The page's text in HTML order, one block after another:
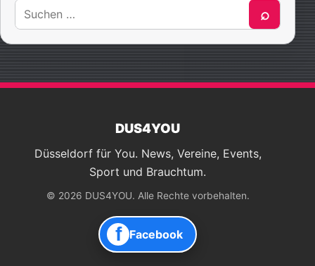
Suche
nach:
⌕
DUS4YOU
Düsseldorf für You. News, Vereine, Events,
Sport und Brauchtum.
© 2026 DUS4YOU. Alle Rechte vorbehalten.
f Facebook